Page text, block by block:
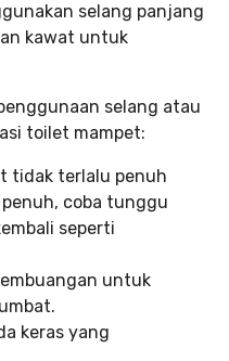
selang panjang
kawat untuk
selang atau
toilet mampet:
tidak terlalu penuh
coba tunggu
seperti
untuk
keras yang